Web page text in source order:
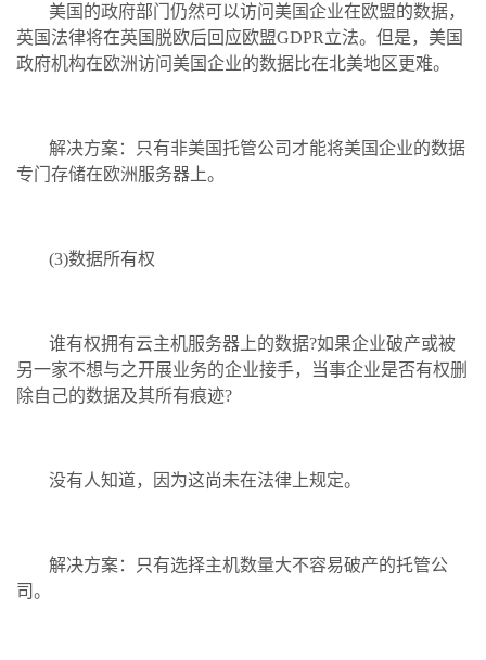
美国的政府部门仍然可以访问美国企业在欧盟的数据，
英国法律将在英国脱欧后回应欧盟GDPR立法。但是，美国
政府机构在欧洲访问美国企业的数据比在北美地区更难。
解决方案：只有非美国托管公司才能将美国企业的数据
专门存储在欧洲服务器上。
(3)数据所有权
谁有权拥有云主机服务器上的数据?如果企业破产或被
另一家不想与之开展业务的企业接手，当事企业是否有权删
除自己的数据及其所有痕迹?
没有人知道，因为这尚未在法律上规定。
解决方案：只有选择主机数量大不容易破产的托管公
司。